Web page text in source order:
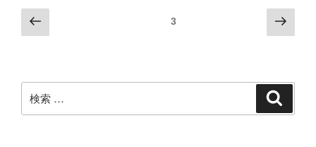
投
稿
ゲ
ー
前
の
ジ
ページ3
次
の
ジ
索: